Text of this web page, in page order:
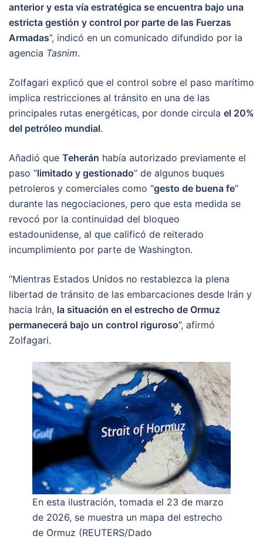
anterior y esta vía estratégica se encuentra bajo una
estricta gestión y control por parte de las Fuerzas
Armadas”, indicó en un comunicado difundido por la
agencia Tasnim.
Zolfagari explicó que el control sobre el paso marítimo
implica restricciones al tránsito en una de las
principales rutas energéticas, por donde circula el 20%
del petróleo mundial.
Añadió que Teherán había autorizado previamente el
paso “limitado y gestionado” de algunos buques
petroleros y comerciales como “gesto de buena fe”
durante las negociaciones, pero que esta medida se
revocó por la continuidad del bloqueo
estadounidense, al que calificó de reiterado
incumplimiento por parte de Washington.
“Mientras Estados Unidos no restablezca la plena
libertad de tránsito de las embarcaciones desde Irán y
hacia Irán, la situación en el estrecho de Ormuz
permanecerá bajo un control riguroso”, afirmó
Zolfagari.
En esta ilustración, tomada el 23 de marzo
de 2026, se muestra un mapa del estrecho
de Ormuz (REUTERS/Dado